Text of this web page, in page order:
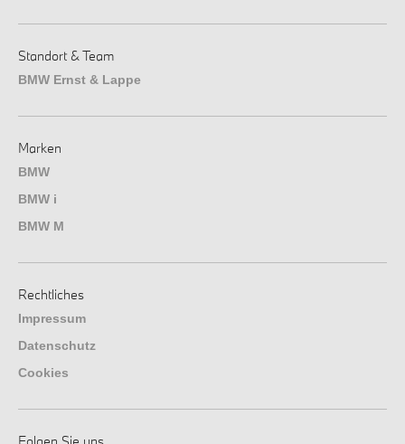
Standort & Team
BMW Ernst & Lappe
Marken
BMW
BMW i
BMW M
Rechtliches
Impressum
Datenschutz
Cookies
Folgen Sie uns